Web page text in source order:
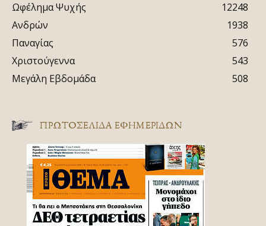
Ωφέλημα Ψυχής
12248
Ανδρών
1938
Παναγίας
576
Χριστούγεννα
543
Μεγάλη Εβδομάδα
508
ΠΡΩΤΟΣΈΛΙΔΑ ΕΦΗΜΕΡΊΔΩΝ